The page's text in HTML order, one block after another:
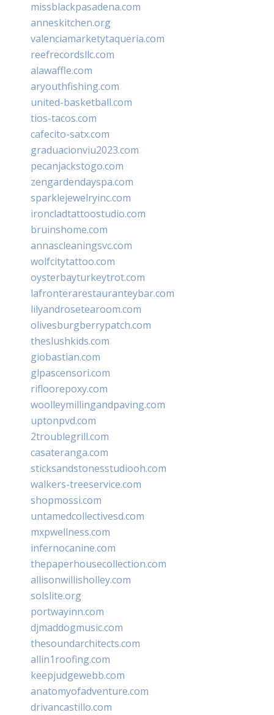
missblackpasadena.com
anneskitchen.org
valenciamarketytaqueria.com
reefrecordsllc.com
alawaffle.com
aryouthfishing.com
united-basketball.com
tios-tacos.com
cafecito-satx.com
graduacionviu2023.com
pecanjackstogo.com
zengardendayspa.com
sparklejewelryinc.com
ironcladtattoostudio.com
bruinshome.com
annascleaningsvc.com
wolfcitytattoo.com
oysterbayturkeytrot.com
lafronterarestauranteybar.com
lilyandrosetearoom.com
olivesburgberrypatch.com
theslushkids.com
giobastian.com
glpascensori.com
rifloorepoxy.com
woolleymillingandpaving.com
uptonpvd.com
2troublegrill.com
casateranga.com
sticksandstonesstudiooh.com
walkers-treeservice.com
shopmossi.com
untamedcollectivesd.com
mxpwellness.com
infernocanine.com
thepaperhousecollection.com
allisonwillisholley.com
solslite.org
portwayinn.com
djmaddogmusic.com
thesoundarchitects.com
allin1roofing.com
keepjudgewebb.com
anatomyofadventure.com
drivancastillo.com